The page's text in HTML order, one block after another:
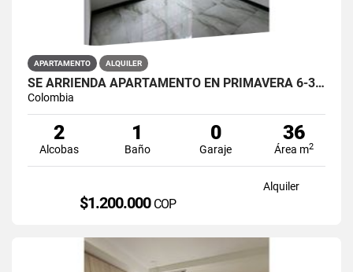
APARTAMENTO ALQUILER
SE ARRIENDA APARTAMENTO EN PRIMAVERA 6-39 ET 2 PISO 3 PARS ESTRENAR
Colombia
2
Alcobas
1
Baño
0
Garaje
36
Área m2
Alquiler
$1.200.000 COP